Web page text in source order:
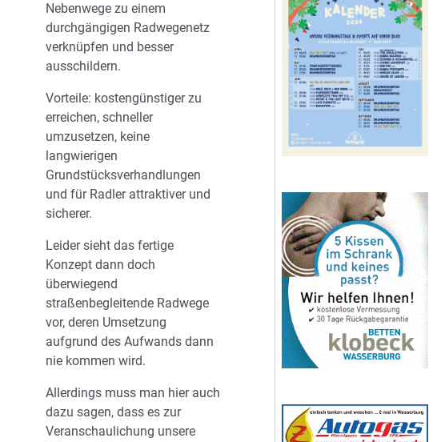
Nebenwege zu einem
durchgängigen Radwegenetz
verknüpfen und besser
ausschildern.
Vorteile: kostengünstiger zu
erreichen, schneller
umzusetzen, keine
langwierigen
Grundstücksverhandlungen
und für Radler attraktiver und
sicherer.
Leider sieht das fertige
Konzept dann doch
überwiegend
straßenbegleitende Radwege
vor, deren Umsetzung
aufgrund des Aufwands dann
nie kommen wird.
Allerdings muss man hier auch
dazu sagen, dass es zur
Veranschaulichung unsere